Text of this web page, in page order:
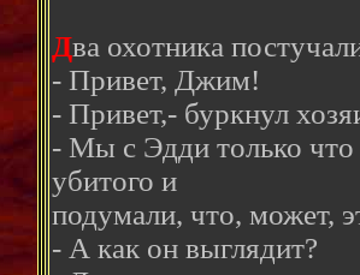
Два охотника
- Привет, Джим!
- Привет,- буркнул
- Мы с Эдди только что
убитого и
подумали, что, может,
- А как он выглядит?